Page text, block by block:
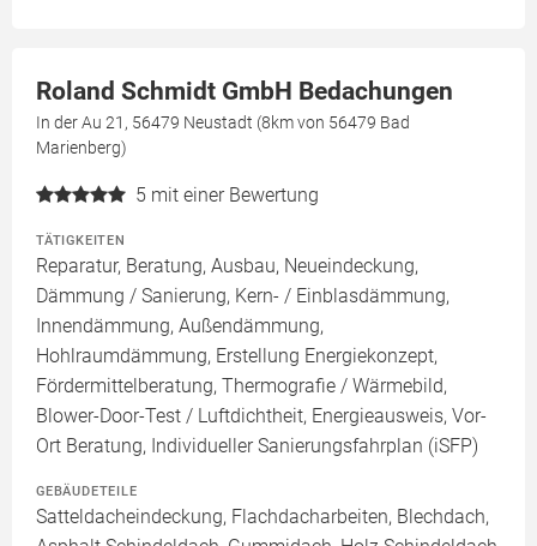
Roland Schmidt GmbH Bedachungen
In der Au 21, 56479 Neustadt (8km von 56479 Bad
Marienberg)
5 mit einer Bewertung
TÄTIGKEITEN
Reparatur, Beratung, Ausbau, Neueindeckung,
Dämmung / Sanierung, Kern- / Einblasdämmung,
Innendämmung, Außendämmung,
Hohlraumdämmung, Erstellung Energiekonzept,
Fördermittelberatung, Thermografie / Wärmebild,
Blower-Door-Test / Luftdichtheit, Energieausweis, Vor-
Ort Beratung, Individueller Sanierungsfahrplan (iSFP)
GEBÄUDETEILE
Satteldacheindeckung, Flachdacharbeiten, Blechdach,